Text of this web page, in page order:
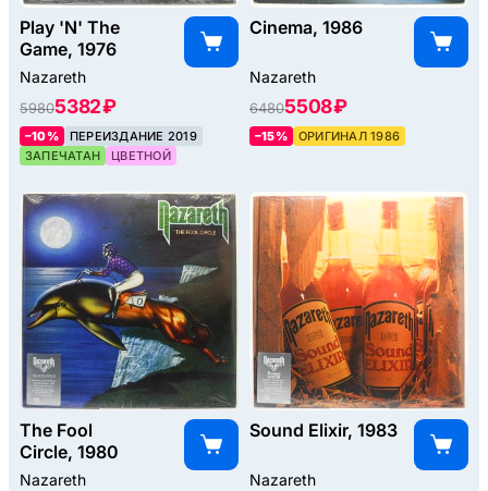
Play 'N' The
Game, 1976
Nazareth
59805382 ₽
–10%
ПЕРЕИЗДАНИЕ 2019
ЗАПЕЧАТАН
ЦВЕТНОЙ
Cinema, 1986
Nazareth
64805508 ₽
–15% ОРИГИНАЛ 1986
The Fool
Circle, 1980
Nazareth
Sound Elixir, 1983
Nazareth